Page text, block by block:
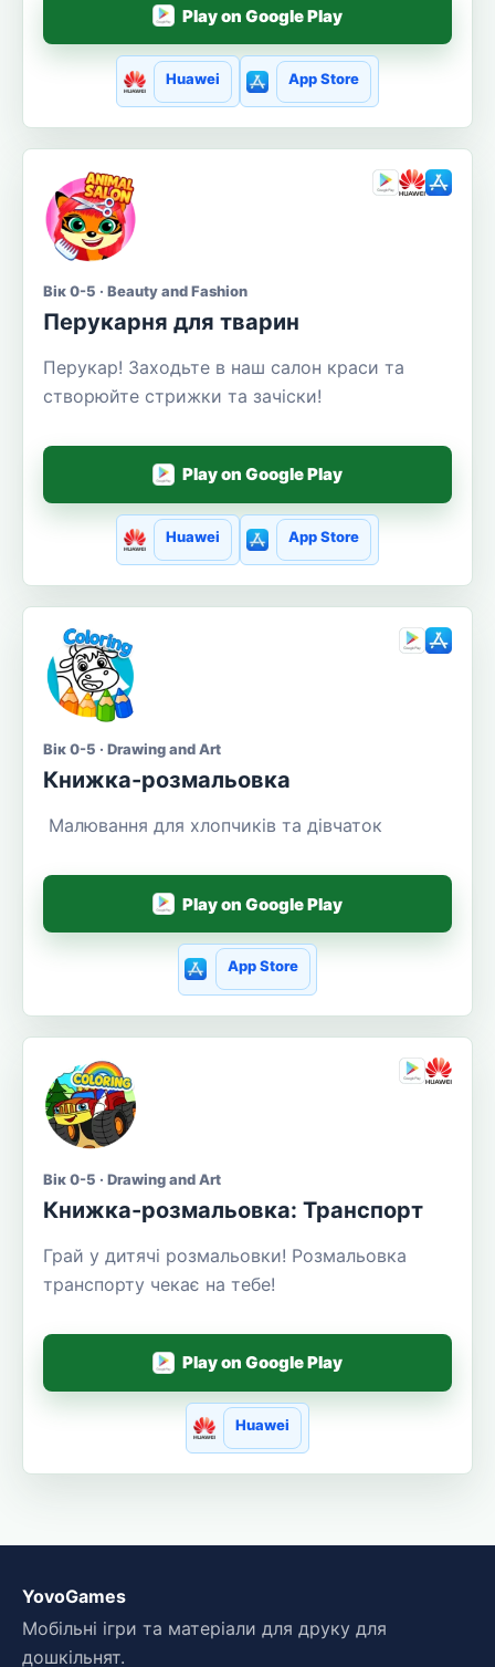
Play on Google Play
Huawei App Store
Вік 0-5 · Beauty and Fashion
Перукарня для тварин
Перукар! Заходьте в наш салон краси та
створюйте стрижки та зачіски!
Play on Google Play
Huawei App Store
Вік 0-5 · Drawing and Art
Книжка-розмальовка
Малювання для хлопчиків та дівчаток
Play on Google Play
App Store
Вік 0-5 · Drawing and Art
Книжка-розмальовка: Транспорт
Грай у дитячі розмальовки! Розмальовка
транспорту чекає на тебе!
Play on Google Play
Huawei
YovoGames
Мобільні ігри та матеріали для друку для
дошкільнят.